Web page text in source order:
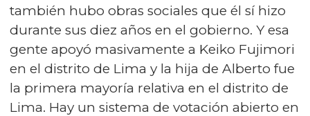
también hubo obras sociales que él sí hizo
durante sus diez años en el gobierno. Y esa
gente apoyó masivamente a Keiko Fujimori
en el distrito de Lima y la hija de Alberto fue
la primera mayoría relativa en el distrito de
Lima. Hay un sistema de votación abierto en